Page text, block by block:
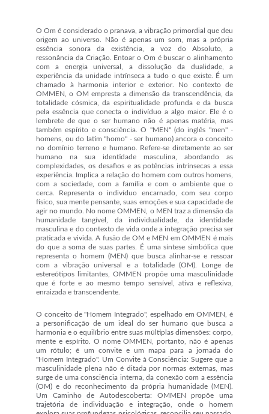
O Om é considerado o pranava, a vibração primordial que deu
origem ao universo. Não é apenas um som, mas a própria
essência sonora da existência, a voz do Absoluto, a
ressonância da Criação. Entoar o Om é buscar o alinhamento
com a energia universal, a dissolução da dualidade, a
experiência da unidade intrínseca a tudo o que existe. É um
chamado à harmonia interior e exterior. No contexto de
OMMEN, o OM empresta a dimensão da transcendência, da
totalidade cósmica, da espiritualidade profunda e da busca
pela essência que conecta o indivíduo a algo maior. Ele é o
lembrete de que o ser humano não é apenas matéria, mas
também espírito e consciência. O "MEN" (do inglês "men" -
homens, ou do latim "homo" - ser humano) ancora o conceito
no domínio terreno e humano. Refere-se diretamente ao ser
humano na sua identidade masculina, abordando as
complexidades, os desafios e as potências intrínsecas a essa
experiência. Implica a relação do homem com outros homens,
com a sociedade, com a família e com o ambiente que o
cerca. Representa o indivíduo encarnado, com seu corpo
físico, sua mente pensante, suas emoções e sua capacidade de
agir no mundo. No nome OMMEN, o MEN traz a dimensão da
humanidade tangível, da individualidade, da identidade
masculina e do contexto de vida onde a integração precisa ser
praticada e vivida. A fusão de OM e MEN em OMMEN é mais
do que a soma de suas partes. É uma síntese simbólica que
representa o homem (MEN) que busca alinhar-se e ressoar
com a vibração universal e a totalidade (OM). Longe de
estereótipos limitantes, OMMEN propõe uma masculinidade
que é forte e ao mesmo tempo sensível, ativa e reflexiva,
enraizada e transcendente.
O conceito de "Homem Integrado", espelhado em OMMEN, é
a personificação de um ideal do ser humano que busca a
harmonia e o equilíbrio entre suas múltiplas dimensões: corpo,
mente e espírito. O nome OMMEN, portanto, não é apenas
um rótulo; é um convite e um mapa para a jornada do
"Homem Integrado". Um Convite à Consciência: Sugere que a
masculinidade plena não é ditada por normas externas, mas
surge de uma consciência interna, da conexão com a essência
(OM) e do reconhecimento da própria humanidade (MEN).
Um Caminho de Autodescoberta: OMMEN propõe uma
trajetória de individuação e integração, onde o homem